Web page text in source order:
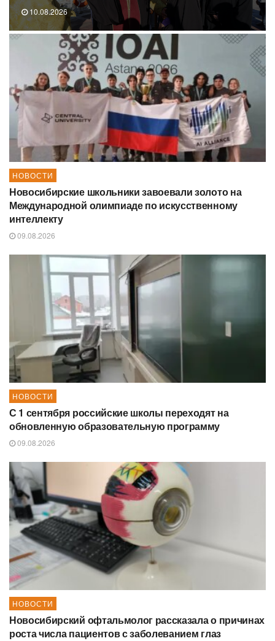
10.08.2026
НОВОСТИ
Новосибирские школьники завоевали золото на
Международной олимпиаде по искусственному
интеллекту
09.08.2026
НОВОСТИ
С 1 сентября российские школы переходят на
обновленную образовательную программу
09.08.2026
НОВОСТИ
Новосибирский офтальмолог рассказала о причинах
роста числа пациентов с заболеванием глаз